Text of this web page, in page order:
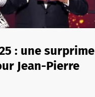
: une surprime
Jean-Pierre